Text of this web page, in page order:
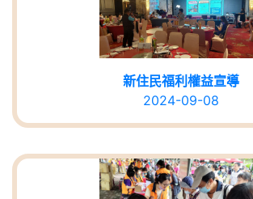
新住民福利權益宣導
2024-09-08